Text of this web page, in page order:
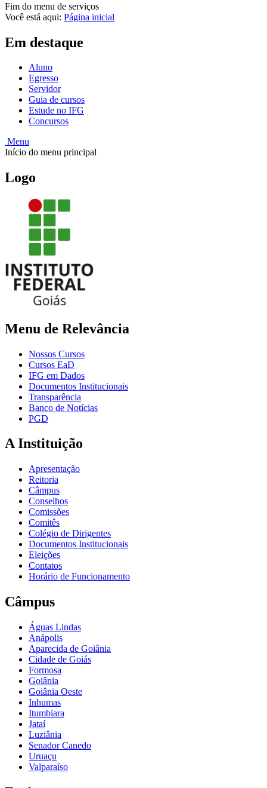
Fim do menu de serviços
Você está aqui: Página inicial
Em destaque
Aluno
Egresso
Servidor
Guia de cursos
Estude no IFG
Concursos
Menu
Início do menu principal
Logo
Menu de Relevância
Nossos Cursos
Cursos EaD
IFG em Dados
Documentos Institucionais
Transparência
Banco de Notícias
PGD
A Instituição
Apresentação
Reitoria
Câmpus
Conselhos
Comissões
Comitês
Colégio de Dirigentes
Documentos Institucionais
Eleições
Contatos
Horário de Funcionamento
Câmpus
Águas Lindas
Anápolis
Aparecida de Goiânia
Cidade de Goiás
Formosa
Goiânia
Goiânia Oeste
Inhumas
Itumbiara
Jataí
Luziânia
Senador Canedo
Uruaçu
Valparaíso